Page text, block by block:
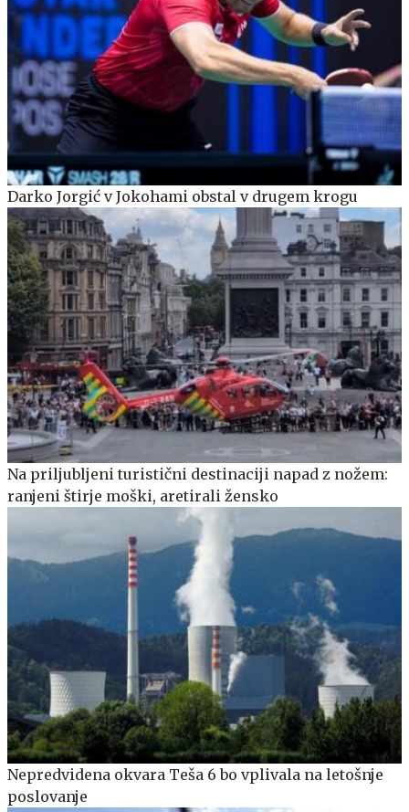
Darko Jorgić v Jokohami obstal v drugem krogu
Na priljubljeni turistični destinaciji napad z nožem:
ranjeni štirje moški, aretirali žensko
Nepredvidena okvara Teša 6 bo vplivala na letošnje
poslovanje